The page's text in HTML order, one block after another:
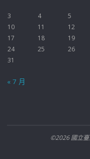
3
4 5
10
11 12
17
18 19
24
25 26
31
« 7 月
©2026 國立臺